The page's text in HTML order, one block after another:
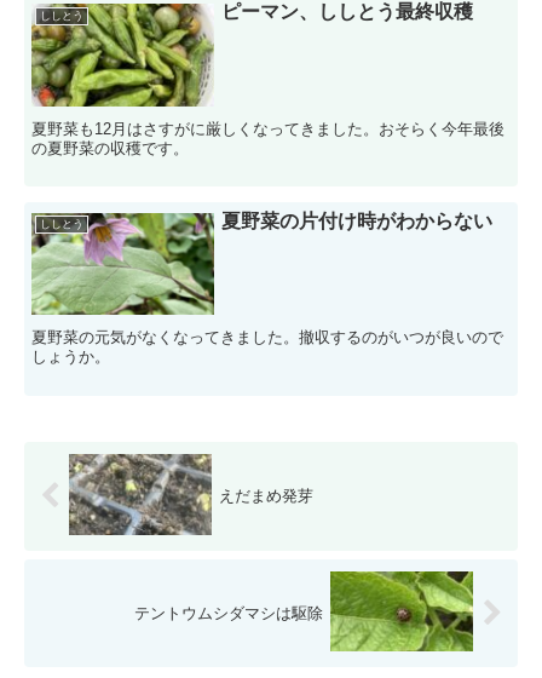
ししとう ピーマン、ししとう最終収穫
夏野菜も12月はさすがに厳しくなってきました。おそらく今年最後
の夏野菜の収穫です。
ししとう 夏野菜の片付け時がわからない
夏野菜の元気がなくなってきました。撤収するのがいつが良いので
しょうか。
えだまめ発芽
テントウムシダマシは駆除